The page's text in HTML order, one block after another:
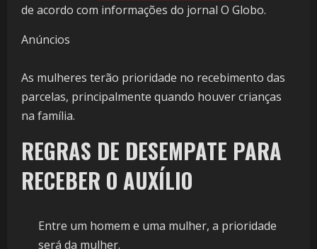
de acordo com informações do jornal O Globo.
Anúncios
As mulheres terão prioridade no recebimento das
parcelas, principalmente quando houver crianças
na família.
REGRAS DE DESEMPATE PARA
RECEBER O AUXÍLIO
Entre um homem e uma mulher, a prioridade
será da mulher.